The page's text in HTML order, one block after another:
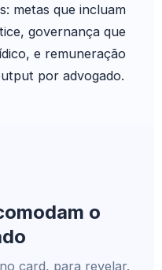
metas que incluam
governança que
e remuneração
por advogado.
o
card, para revelar.